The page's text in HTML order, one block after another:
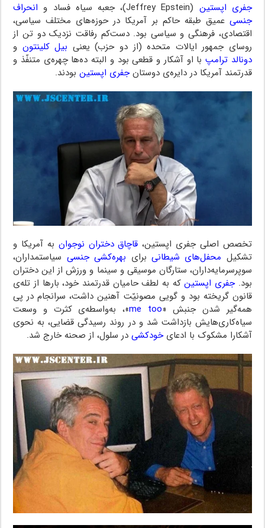
جفری اپستین (Jeffrey Epstein)، جعبه سیاه فساد و
انحراف
جنسی عمیق طبقه حاکم بر آمریکا در حوزه‌های مختلف سیاسی،
اقتصادی، فرهنگی و سیاسی بود. دست‌کم رفاقت نزدیک دو تن از
روسای جمهور ایالات متحده (از دو حزب) یعنی بیل کلینتون و
دونالد ترامپبا او آشکار و قطعی بود و البته ده‌ها چهره‌ی متنفّذ و
قدرتمند آمریکا در دایره‌ی دوستانجفری اپستین بودند.
تخصص اصلی جفری اپستین، قاچاق دختران نوجوان به آمریکا و
تشکیل محفل‌های شیطانی برای بهره‌کشی جنسی سیاستمداران،
سوپرسرمایه‌داران، ستارگان موسیقی و سینما و ورزش از این دختران
بود.جفری اپستینکه به لطف حامیان قدرتمند خود، بارها از تله‌ی
قانون گریخته بود و گویی مصونیّت آهنین داشت، سرانجام در پی
همه‌گیر شدن جنبش «me too»، به‌واسطه‌ی کثرت و وسعت
سیاه‌کاری‌هایش بازداشت شد و در روند رسیدگی قضایی، به نحوی
آشکارا مشکوک با ادعایخودکشی در سلول، از صحنه خارج شد.